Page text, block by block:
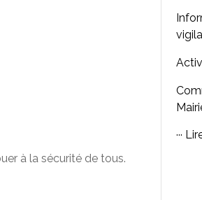
à la sécurité de tous.
···